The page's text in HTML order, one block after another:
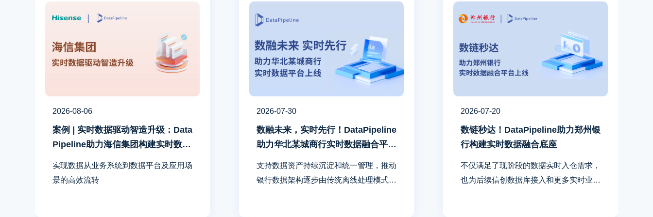
2026-08-06
案例 | 实时数据驱动智造升级：Data
Pipeline助力海信集团构建实时数据
融合平台
实现数据从业务系统到数据平台及应用场
景的高效流转
2026-07-30
数融未来，实时先行！DataPipeline
助力华北某城商行实时数据融合平台
顺利上线
支持数据资产持续沉淀和统一管理，推动
银行数据架构逐步由传统离线处理模式向
2026-07-20
数链秒达！DataPipeline助力郑州银
行构建实时数据融合底座
不仅满足了现阶段的数据实时入仓需求，
也为后续信创数据库接入和更多实时业务